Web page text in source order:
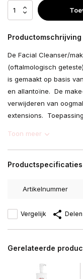
Productomschrijving
De Facial Cleanser/
(oftalmologisch
is gemaakt op basis
en allantoïne. De
verwijderen van
extensions.
Toon meer
Productspecificaties
Artikelnummer
Vergelijk Delen
Gerelateerde